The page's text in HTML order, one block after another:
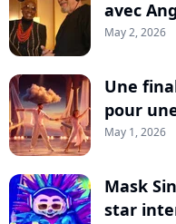
avec
May 2, 2026
Une
pour
May 1, 2026
Mask
star